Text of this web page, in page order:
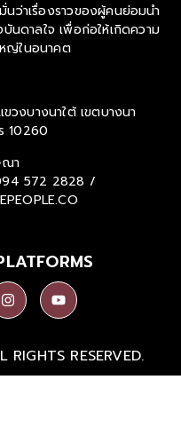
ว่าเรื่องราวของผู้คนย่อมนำ
นดาลใจ เพื่อก่อให้เกิดความ
ญ่ในอนาคต
งบางนาใต้ เขตบางนา
10260
า
572 2828 /
RIGHTS RESERVED.